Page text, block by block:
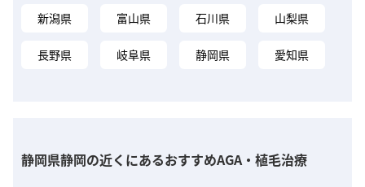
新潟県 富山県 石川県 山梨県
長野県 岐阜県 静岡県 愛知県
静岡県静岡の近くにあるおすすめAGA・植毛治療